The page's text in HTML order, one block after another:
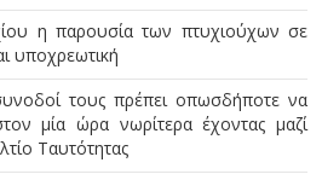
η παρουσία των πτυχιούχων σε
υποχρεωτική
τους πρέπει οπωσδήποτε να
μία ώρα νωρίτερα έχοντας μαζί
Ταυτότητας